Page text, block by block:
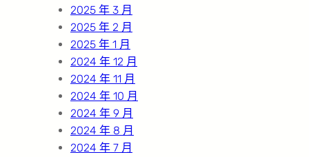
2025 年 3 月
2025 年 2 月
2025 年 1 月
2024 年 12 月
2024 年 11 月
2024 年 10 月
2024 年 9 月
2024 年 8 月
2024 年 7 月